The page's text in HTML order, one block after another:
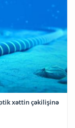
xəttin çəkilişinə